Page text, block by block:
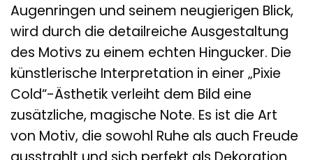
Augenringen und seinem neugierigen Blick,
wird durch die detailreiche Ausgestaltung
des Motivs zu einem echten Hingucker. Die
künstlerische Interpretation in einer „Pixie
Cold“-Ästhetik verleiht dem Bild eine
zusätzliche, magische Note. Es ist die Art
von Motiv, die sowohl Ruhe als auch Freude